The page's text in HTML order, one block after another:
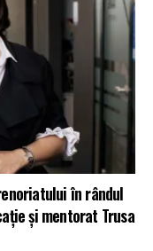
în rândul
și mentorat Trusa